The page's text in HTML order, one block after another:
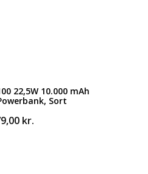
22,5W 10.000 mAh
Sort
kr.